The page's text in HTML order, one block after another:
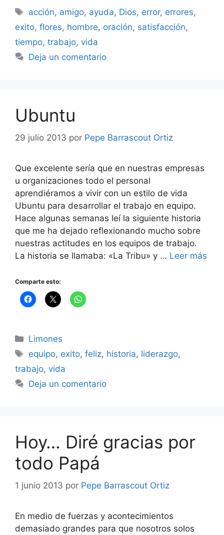
Etiquetas
acción, amigo, ayuda, Dios, error, errores,
exito, flores, hombre, oración, satisfacción,
tiempo, trabajo, vida
Deja un comentario
Ubuntu
29 julio 2013 por Pepe Barrascout Ortiz
Que excelente sería que en nuestras empresas
u organizaciones todo el personal
aprendiéramos a vivir con un estilo de vida
Ubuntu para desarrollar el trabajo en equipo.
Hace algunas semanas leí la siguiente historia
que me ha dejado reflexionando mucho sobre
nuestras actitudes en los equipos de trabajo.
La historia se llamaba: «La Tribu» y … Leer más
Comparte esto:
Categorías
Limones
Etiquetas
equipo, exito,feliz, historia, liderazgo,
trabajo, vida
Deja un comentario
Hoy… Diré gracias por
todo Papá
1 junio 2013 por Pepe Barrascout Ortiz
En medio de fuerzas y acontecimientos
demasiado grandes para que nosotros solos